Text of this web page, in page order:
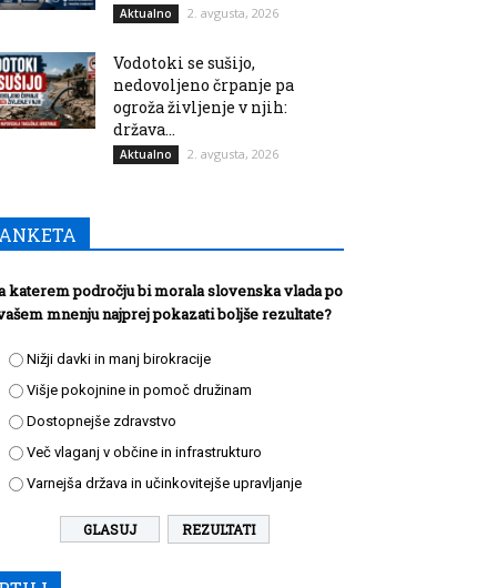
Aktualno 2. avgusta, 2026
Vodotoki se sušijo,
nedovoljeno črpanje pa
ogroža življenje v njih:
država...
Aktualno 2. avgusta, 2026
katerem področju bi morala slovenska vlada po
mnenju najprej pokazati boljše rezultate?
Nižji davki in manj birokracije
Višje pokojnine in pomoč družinam
Dostopnejše zdravstvo
Več vlaganj v občine in infrastrukturo
Varnejša država in učinkovitejše upravljanje
REZULTATI